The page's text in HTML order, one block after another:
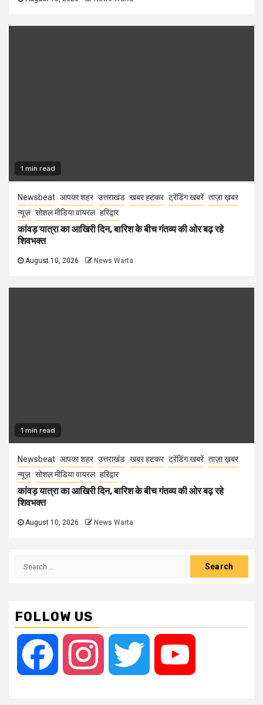
1 min read
Newsbeat आपका शहर उत्तराखंड खबर हटकर ट्रेंडिंग खबरें ताज़ा ख़बर
न्यूज़ सोशल मीडिया वायरल हरिद्वार
कांवड़ यात्रा का आखिरी दिन, बारिश के बीच गंतव्य की ओर बढ़ रहे
शिवभक्त
August 10, 2026 News Warta
1 min read
Newsbeat आपका शहर उत्तराखंड खबर हटकर ट्रेंडिंग खबरें ताज़ा ख़बर
न्यूज़ सोशल मीडिया वायरल हरिद्वार
कांवड़ यात्रा का आखिरी दिन, बारिश के बीच गंतव्य की ओर बढ़ रहे
शिवभक्त
August 10, 2026 News Warta
Search
FOLLOW US
Facebook Instagram Twitter